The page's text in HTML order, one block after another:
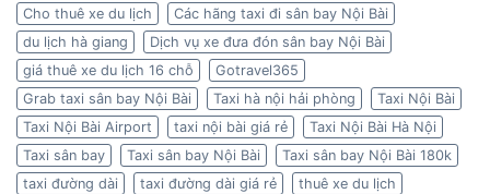
Cho thuê xe du lịch
Các hãng taxi đi sân bay Nội Bài
du lịch hà giang
Dịch vụ xe đưa đón sân bay Nội Bài
giá thuê xe du lịch 16 chỗ
Gotravel365
Grab taxi sân bay Nội Bài
Taxi hà nội hải phòng
Taxi Nội Bài
Taxi Nội Bài Airport
taxi nội bài giá rẻ
Taxi Nội Bài Hà Nội
Taxi sân bay
Taxi sân bay Nội Bài
Taxi sân bay Nội Bài 180k
taxi đường dài
taxi đường dài giá rẻ
thuê xe du lịch